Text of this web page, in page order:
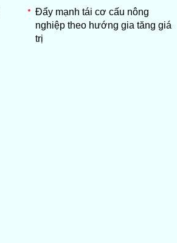
Đẩy mạnh tái cơ cấu nông
nghiệp theo hướng gia tăng giá
trị